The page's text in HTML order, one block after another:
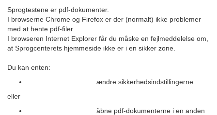
Sprogtestene er pdf-dokumenter.
I browserne Chrome og Firefox er der (normalt) ikke problemer
med at hente pdf-filer.
I browseren Internet Explorer får du måske en fejlmeddelelse om,
at Sprogcenterets hjemmeside ikke er i en sikker zone.
Du kan enten:
ændre sikkerhedsindstillingerne
eller
åbne pdf-dokumenterne i en anden